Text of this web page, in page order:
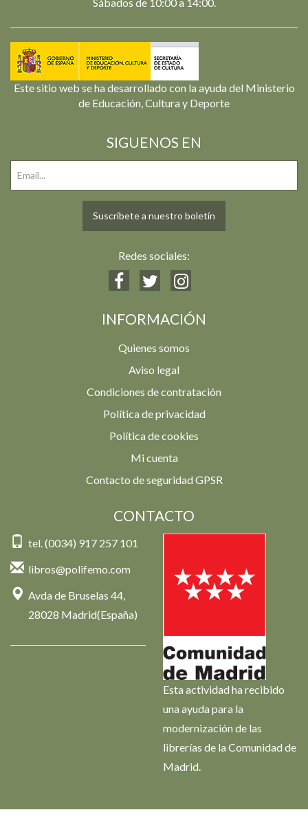
Sábados de 10:00 a 14:00.
Este sitio web se ha desarrollado con la ayuda del Ministerio
de Educación, Cultura y Deporte
SIGUENOS EN
Suscríbete a nuestro boletín
Redes sociales:
INFORMACIÓN
Quienes somos
Aviso legal
Condiciones de contratación
Política de privacidad
Política de cookies
Mi cuenta
Contacto de seguridad GPSR
CONTACTO
tel. (0034) 917 257 101
libros@polifemo.com
Avda de Bruselas 44,
28028 Madrid(España)
Esta actividad ha recibido
una ayuda para la
modernización de las
librerías de la Comunidad de
Madrid.